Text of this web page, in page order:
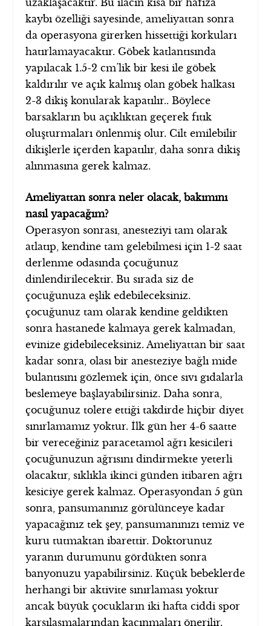
kaybı özelliği sayesinde, ameliyattan sonra
da operasyona girerken hissettiği korkuları
hatırlamayacaktır. Göbek katlantısında
yapılacak 1.5-2 cm’lik bir kesi ile göbek
kaldırılır ve açık kalmış olan göbek halkası
2-3 dikiş konularak kapatılır.. Böylece
barsakların bu açıklıktan geçerek fıtık
oluşturmaları önlenmiş olur. Cilt emilebilir
dikişlerle içerden kapatılır, daha sonra dikiş
alınmasına gerek kalmaz.
Ameliyattan sonra neler olacak, bakımını
nasıl yapacağım?
Operasyon sonrası, anesteziyi tam olarak
atlatıp, kendine tam gelebilmesi için 1-2 saat
derlenme odasında çocuğunuz
dinlendirilecektir. Bu sırada siz de
çocuğunuza eşlik edebileceksiniz.
çocuğunuz tam olarak kendine geldikten
sonra hastanede kalmaya gerek kalmadan,
evinize gidebileceksiniz. Ameliyattan bir saat
kadar sonra, olası bir anesteziye bağlı mide
bulantısını gözlemek için, önce sıvı gıdalarla
beslemeye başlayabilirsiniz. Daha sonra,
çocuğunuz tolere ettiği takdirde hiçbir diyet
sınırlamamız yoktur. İlk gün her 4-6 saatte
bir vereceğiniz paracetamol ağrı kesicileri
çocuğunuzun ağrısını dindirmekte yeterli
olacaktır, sıklıkla ikinci günden itibaren ağrı
kesiciye gerek kalmaz. Operasyondan 5 gün
sonra, pansumanınız görülünceye kadar
yapacağınız tek şey, pansumanınızı temiz ve
kuru tutmaktan ibarettir. Doktorunuz
yaranın durumunu gördükten sonra
banyonuzu yapabilirsiniz. Küçük bebeklerde
herhangi bir aktivite sınırlaması yoktur
ancak büyük çocukların iki hafta ciddi spor
karşılaşmalarından kaçınmaları önerilir.